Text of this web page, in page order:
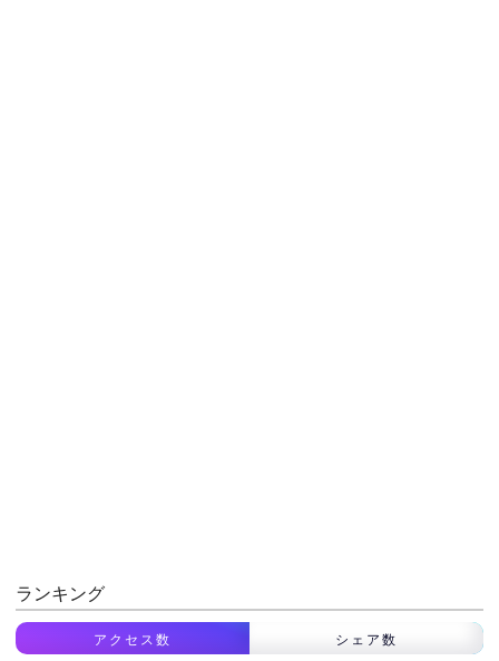
ランキング
アクセス数 シェア数